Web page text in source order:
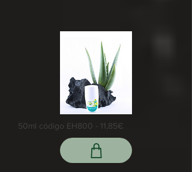
50ml código EH800 - 11,85€